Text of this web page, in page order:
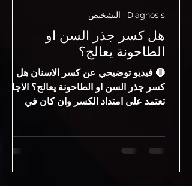
هل كسر جذر السن او
الطاحونة يعالج؟
🔴 فيديو توضيحي عن كسر الاسنان هل
كسر جذر السن او الطاحونة يعالج؟ الاجابه
تعتمد على امتداد الكسر وان كان في
واضحة دائمًا، وقد تختلف إمكانية العلاج
Diagnosis | التشخيص